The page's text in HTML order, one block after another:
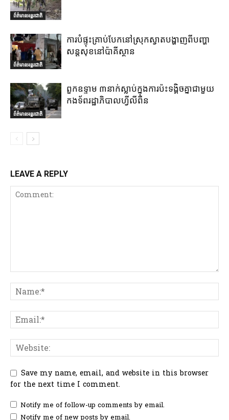
ព័ត៌មានអន្តរជាតិ
ព័ត៌មានអន្តរជាតិ
ការបំផ្ទុះគ្រាប់បែកនៅស្រុកស្វាតបង្ហាញពីបញ្ហា
សន្តសុខនៅប៉ាគីស្ថាន
ព័ត៌មានអន្តរជាតិ
ពួកឧទ្ទាម ៣នាក់ស្លាប់ក្នុងការប៉ះទង្គិចគ្នាជាមួយ
កងទ័ពរដ្ឋាភិបាលហ្វីលីពីន
LEAVE A REPLY
Save my name, email, and website in this browser
for the next time I comment.
Notify me of follow-up comments by email.
Notify me of new posts by email.